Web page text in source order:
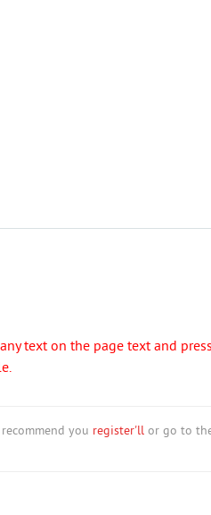
text on the page text and press
you register'll or go to